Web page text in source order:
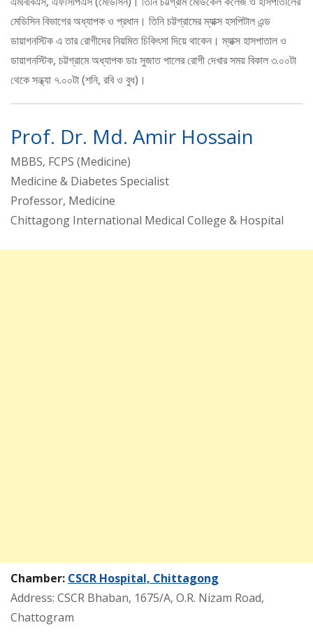
মেডিসিন বিভাগের অধ্যাপক ও প্রধান। তিনি চট্টগ্রামের ম্যাক্স হসপিটাল এন্ড
ডায়াগনস্টিক এ তার রোগীদের নিয়মিত চিকিৎসা দিয়ে থাকেন। ম্যাক্স হাসপাতাল ও
ডায়াগনস্টিক, চট্টগ্রামে অধ্যাপক ডাঃ সুজাত পালের রোগী দেখার সময় বিকাল ৩.০০টা
থেকে সন্ধ্যা ৭.০০টা (শনি, রবি ও বুধ)।
Prof. Dr. Md. Amir Hossain
MBBS, FCPS (Medicine)
Medicine & Diabetes Specialist
Professor, Medicine
Chittagong International Medical College & Hospital
Chamber: CSCR Hospital, Chittagong
Address: CSCR Bhaban, 1675/A, O.R. Nizam Road,
Chattogram